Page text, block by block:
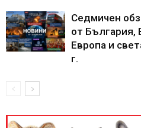
Седмичен
от България,
Европа и
г.